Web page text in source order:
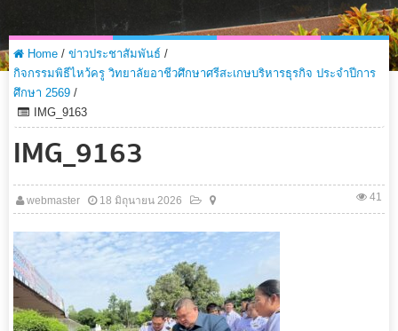
Home / ข่าวประชาสัมพันธ์ /
กิจกรรมพิธีไหว้ครู วิทยาลัยอาชีวศึกษาศรีสะเกษบริหารธุรกิจ ประจำปีการ
ศึกษา 2569 /
IMG_9163
IMG_9163
webmaster 18 มิถุนายน 2026 41